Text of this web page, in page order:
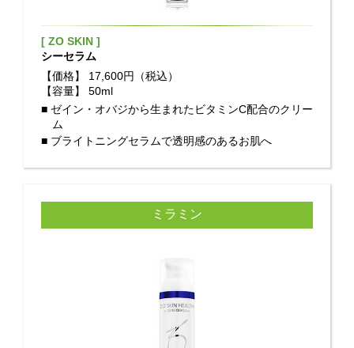
[ ZO SKIN ]
シーセラム
【価格】
17,600円（税込）
【容量】
50ml
■ ゼイン・オバジから生まれたビタミンC配合のクリー
ム
■ ブライトニングセラムで透明感のあるお肌へ
ミラミン